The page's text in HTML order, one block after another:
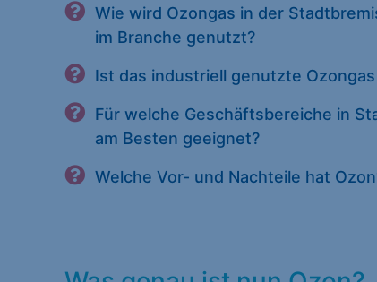
Wie wird Ozongas in der
im Branche genutzt?
Ist das industriell genutzte
Für welche Geschäftsbereiche in
am Besten geeignet?
Welche Vor- und Nachteile hat